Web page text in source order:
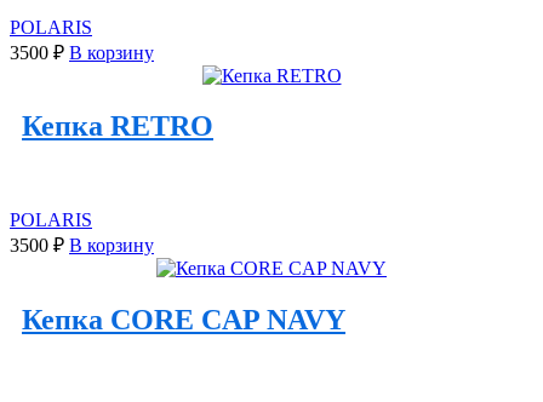
POLARIS
3500 ₽ В корзину
Кепка RETRO
POLARIS
3500 ₽ В корзину
Кепка CORE CAP NAVY